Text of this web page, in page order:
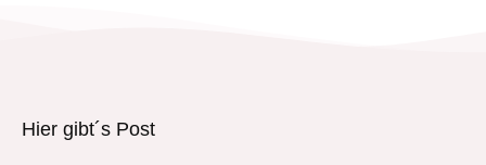
Hier gibt´s Post